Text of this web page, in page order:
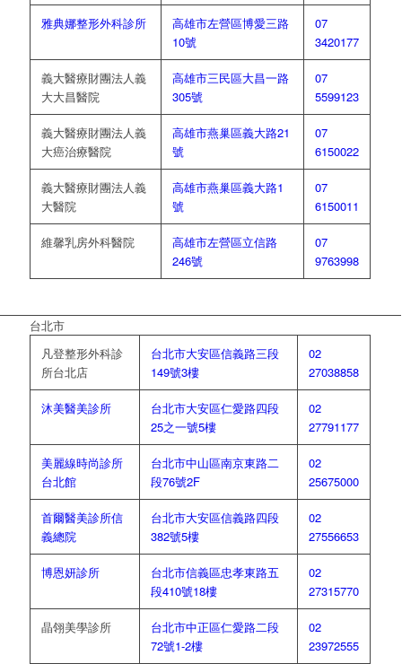
雅典娜整形外科診所
高雄市左營區博愛三路
10號
07
3420177
義大醫療財團法人義
大大昌醫院
高雄市三民區大昌一路
305號
07
5599123
義大醫療財團法人義
大癌治療醫院
高雄市燕巢區義大路21
號
07
6150022
義大醫療財團法人義
大醫院
高雄市燕巢區義大路1
號
07
6150011
維馨乳房外科醫院
高雄市左營區立信路
246號
07
9763998
台北市
凡登整形外科診
所台北店
台北市大安區信義路三段
149號3樓
02
27038858
沐美醫美診所
台北市大安區仁愛路四段
25之一號5樓
02
27791177
美麗線時尚診所
台北館
台北市中山區南京東路二
段76號2F
02
25675000
首爾醫美診所信
義總院
台北市大安區信義路四段
382號5樓
02
27556653
博恩妍診所
台北市信義區忠孝東路五
段410號18樓
02
27315770
晶翎美學診所
台北市中正區仁愛路二段
72號1-2樓
02
23972555